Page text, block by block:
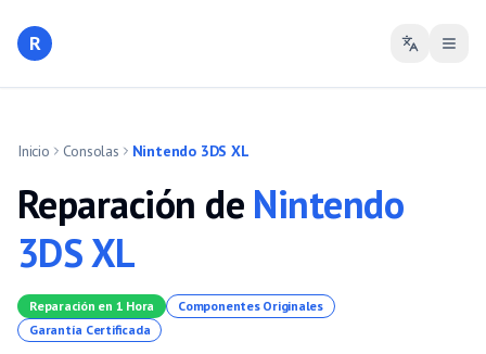
R
Inicio Consolas Nintendo 3DS XL
Reparación de Nintendo
3DS XL
Reparación en 1 Hora
Componentes Originales
Garantía Certificada